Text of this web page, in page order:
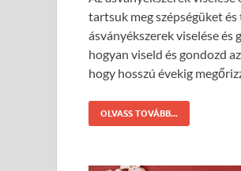
tartsuk meg szépségüket
ásványékszerek viselése és
hogyan viseld és gondozd
hogy hosszú évekig
OLVASS TOVÁBB...